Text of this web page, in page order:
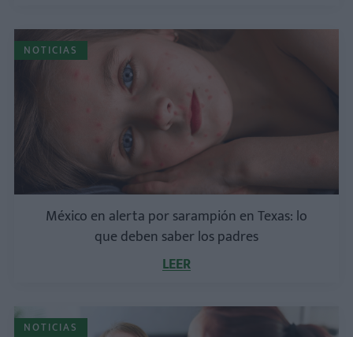
NOTICIAS
México en alerta por sarampión en Texas: lo
que deben saber los padres
LEER
NOTICIAS